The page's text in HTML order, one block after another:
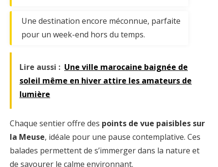
Une destination encore méconnue, parfaite
pour un week-end hors du temps.
Lire aussi : Une ville marocaine baignée de
soleil même en hiver attire les amateurs de
lumière
Chaque sentier offre des points de vue paisibles sur
la Meuse, idéale pour une pause contemplative. Ces
balades permettent de s’immerger dans la nature et
de savourer le calme environnant.